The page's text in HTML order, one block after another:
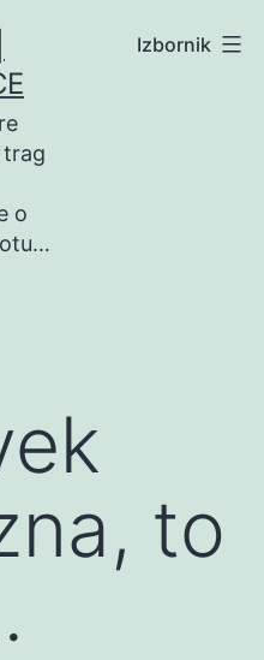
trag
o
Izbornik
to